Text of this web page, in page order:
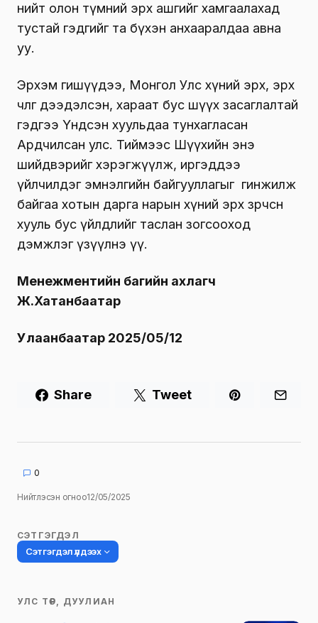
нийт олон түмний эрх ашгийг хамгаалахад
тустай гэдгийг та бүхэн анхааралдаа авна
уу.
Эрхэм гишүүдээ, Монгол Улс хүний эрх, эрх
чөлөөг дээдэлсэн, хараат бус шүүх засаглалтай
гэдгээ Үндсэн хуульдаа тунхагласан
Ардчилсан улс. Тиймээс Шүүхийн энэ
шийдвэрийг хэрэгжүүлж, иргэддээ
үйлчилдэг эмнэлгийн байгууллагыг гинжилж
байгаа хотын дарга нарын хүний эрх зөрчсөн
хууль бус үйлдлийг таслан зогсооход
дэмжлэг үзүүлнэ үү.
Менежментийн багийн ахлагч
Ж.Хатанбаатар
Улаанбаатар 2025/05/12
Share Tweet
0
Нийтлэсэн огноо12/05/2025
СЭТГЭГДЭЛ
Сэтгэгдэл үлдээх
УЛС ТӨР, ДУУЛИАН